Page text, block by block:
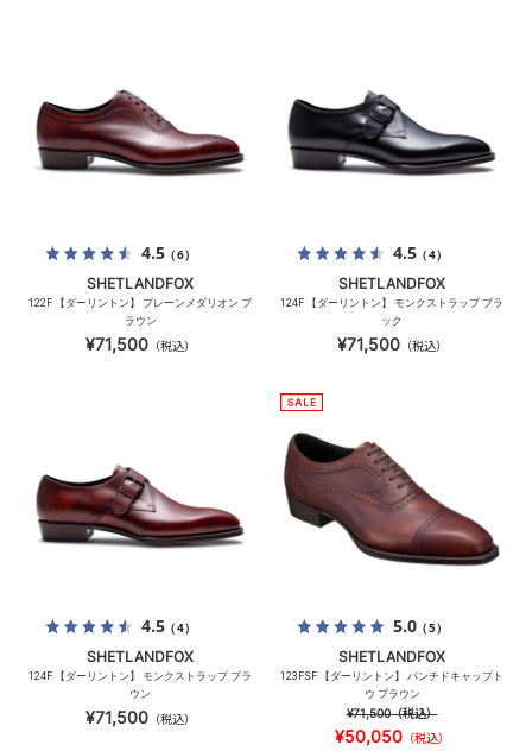
4.5（6）
SHETLANDFOX
122F 【ダーリントン】 プレーンメダリオン ブ
ラウン
¥71,500（税込）
4.5（4）
SHETLANDFOX
124F 【ダーリントン】 モンクストラップ ブラ
ック
¥71,500（税込）
4.5（4）
SHETLANDFOX
124F 【ダーリントン】 モンクストラップ ブラ
ウン
¥71,500（税込）
5.0（5）
SHETLANDFOX
123FSF 【ダーリントン】 パンチドキャップト
ウ ブラウン
¥71,500（税込）
¥50,050（税込）